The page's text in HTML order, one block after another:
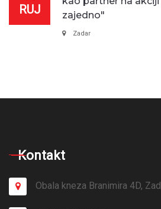
RUJ
zajedno"
Zadar
Kontakt
Obala kneza Branimira 4D,